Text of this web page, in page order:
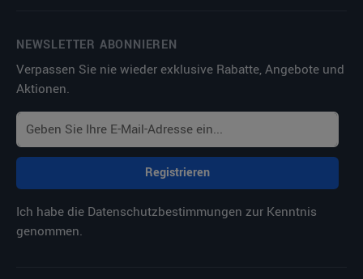
NEWSLETTER ABONNIEREN
Verpassen Sie nie wieder exklusive Rabatte, Angebote und
Aktionen.
Registrieren
Ich habe die Datenschutzbestimmungen zur Kenntnis
genommen.